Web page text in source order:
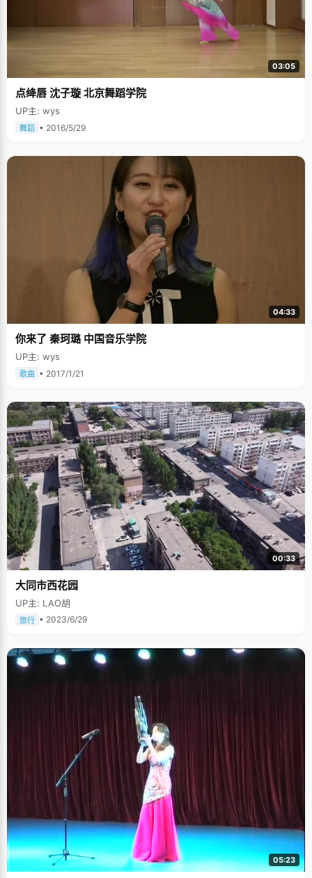
03:05
点绛唇 沈子璇 北京舞蹈学院
UP主: wys
舞蹈 • 2016/5/29
04:33
你来了 秦珂璐 中国音乐学院
UP主: wys
歌曲 • 2017/1/21
00:33
大同市西花园
UP主: LAO胡
旅行 • 2023/6/29
05:23